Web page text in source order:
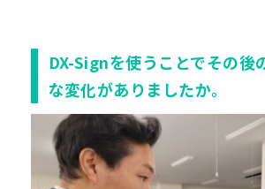
DX-Signを使うことでその後
な変化がありましたか。